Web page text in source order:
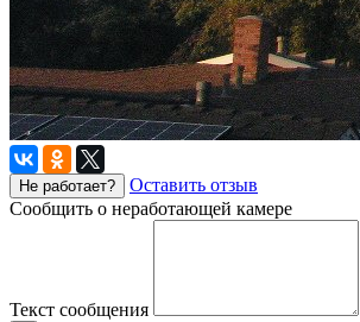
Не работает?
Оставить отзыв
Сообщить о неработающей камере
Текст сообщения